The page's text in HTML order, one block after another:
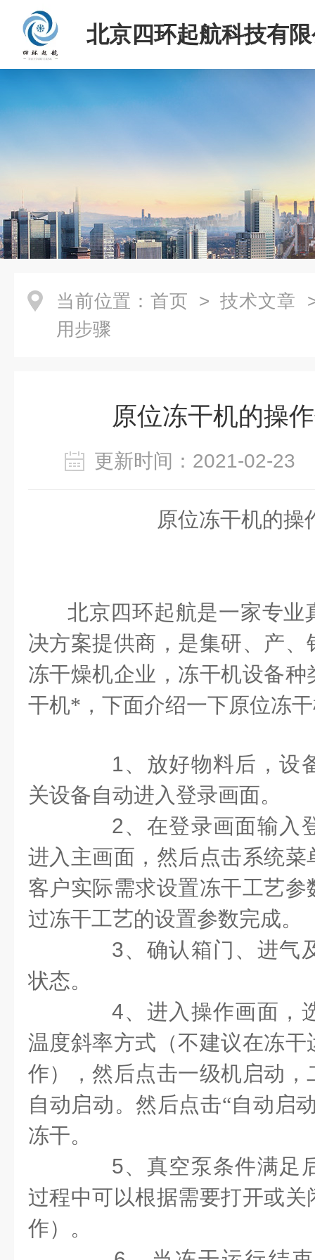
北京四环起航科技有
当前位置： 首页 > 技术文章
用步骤
原位冻干机的操
更新时间：2021-02-
原位冻干机的操
北京四环起航是一家专业
决方案提供商，是集研、产
冻干燥机企业，冻干机设备
干机*，下面介绍一下原位冻
1、放好物料后，设
关设备自动进入登录画面。
2、在登录画面输入
进入主画面，然后点击系统
客户实际需求设置冻干工艺
过冻干工艺的设置参数完成。
3、确认箱门、进气
状态。
4、进入操作画面，
温度斜率方式（不建议在冻
作），然后点击一级机启动
自动启动。然后点击“自动启
冻干。
5、真空泵条件满足
过程中可以根据需要打开或
作）。